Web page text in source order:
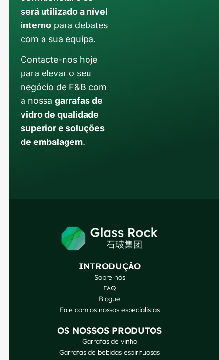
será utilizado a nível
interno para debates
com a sua equipa.
Contacte-nos hoje
para elevar o seu
negócio de F&B com
a nossagarrafas de
vidro de qualidade
superior e soluções
de embalagem.
INTRODUÇÃO
Sobre nós
FAQ
Blogue
Fale com os nossos especialistas
OS NOSSOS PRODUTOS
Garrafas de vinho
Garrafas de bebidas espirituosasKorean